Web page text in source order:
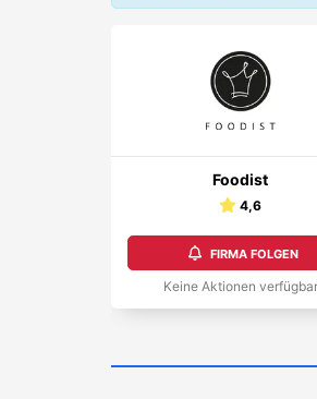
Foodist
4,6
FIRMA FOLGEN
Keine Aktionen verfügbar